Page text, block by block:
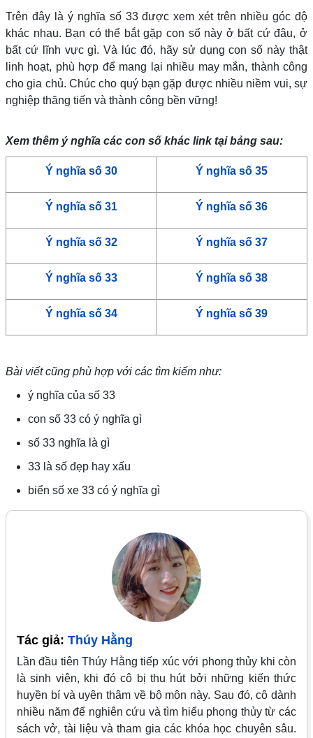
Trên đây là ý nghĩa số 33 được xem xét trên nhiều góc độ
khác nhau. Bạn có thể bắt gặp con số này ở bất cứ đâu, ở
bất cứ lĩnh vực gì. Và lúc đó, hãy sử dụng con số này thật
linh hoạt, phù hợp để mang lại nhiều may mắn, thành công
cho gia chủ. Chúc cho quý bạn gặp được nhiều niềm vui, sự
nghiệp thăng tiến và thành công bền vững!
Xem thêm ý nghĩa các con số khác link tại bảng sau:
Ý nghĩa số 30 Ý nghĩa số 35
Ý nghĩa số 31 Ý nghĩa số 36
Ý nghĩa số 32 Ý nghĩa số 37
Ý nghĩa số 33 Ý nghĩa số 38
Ý nghĩa số 34 Ý nghĩa số 39
Bài viết cũng phù hợp với các tìm kiếm như:
ý nghĩa của số 33
con số 33 có ý nghĩa gì
số 33 nghĩa là gì
33 là số đẹp hay xấu
biển số xe 33 có ý nghĩa gì
Tác giả: Thúy Hằng
Lần đầu tiên Thúy Hằng tiếp xúc với phong thủy khi còn
là sinh viên, khi đó cô bị thu hút bởi những kiến thức
huyền bí và uyên thâm về bộ môn này. Sau đó, cô dành
nhiều năm để nghiên cứu và tìm hiểu phong thủy từ các
sách vở, tài liệu và tham gia các khóa học chuyên sâu.